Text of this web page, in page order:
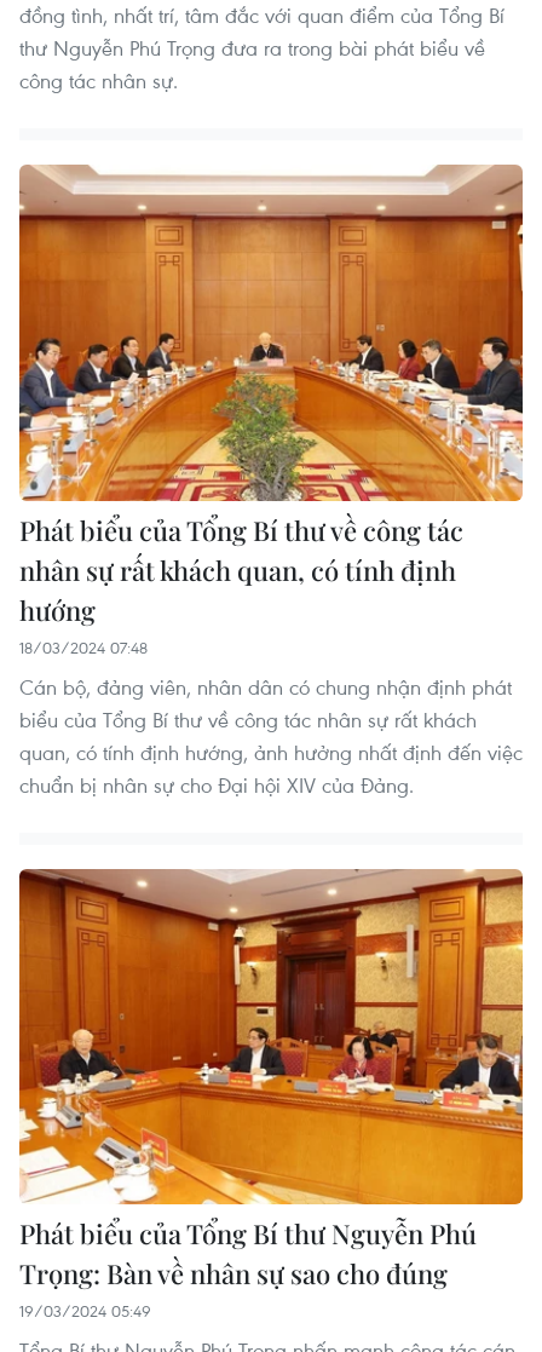
đồng tình, nhất trí, tâm đắc với quan điểm của Tổng Bí
thư Nguyễn Phú Trọng đưa ra trong bài phát biểu về
công tác nhân sự.
Phát biểu của Tổng Bí thư về công tác
nhân sự rất khách quan, có tính định
hướng
18/03/2024 07:48
Cán bộ, đảng viên, nhân dân có chung nhận định phát
biểu của Tổng Bí thư về công tác nhân sự rất khách
quan, có tính định hướng, ảnh hưởng nhất định đến việc
chuẩn bị nhân sự cho Đại hội XIV của Đảng.
Phát biểu của Tổng Bí thư Nguyễn Phú
Trọng: Bàn về nhân sự sao cho đúng
19/03/2024 05:49